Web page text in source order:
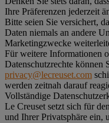
Ihre Präferenzen jederzeit
Bitte seien Sie versichert,
Daten niemals an andere
Marketingzwecke
Für weitere Informationen
Datenschutzrechte können
privacy@lecreuset.com
werden zeitnah darauf
Vollständige
Le Creuset setzt sich für
und Ihrer Privatsphäre ein,